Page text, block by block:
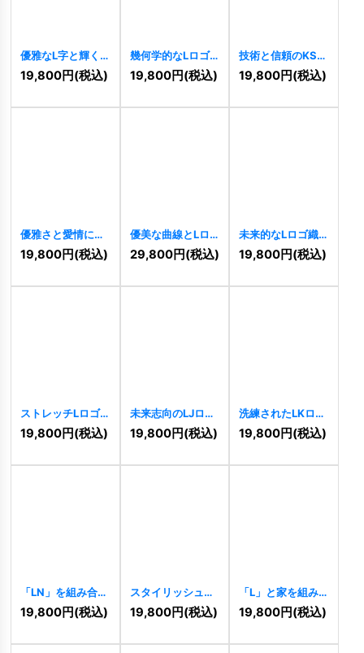
優雅なL字と輝く
葉のエレガントロ
ゴ [ 9475
19,800円(税込)
幾何学的なLロゴ
[9274]
19,800円(税込)
技術と信頼のKSロ
ゴ 8945]
19,800円(税込)
優雅さと愛情に満
ちたLのロゴ
8940 ]
19,800円(税込)
優美な曲線とLロ
ゴ[ 8838]
29,800円(税込)
未来的なLロゴ織
り技術[8811]
19,800円(税込)
ストレッチLロゴ
[8776]
19,800円(税込)
未来志向のLJロゴ
[8642]
19,800円(税込)
洗練されたLKロゴ
[8589]
19,800円(税込)
「LN」を組み合わ
せた六角形のロゴ
8240
19,800円(税込)
スタイリッシュな
LNロゴ[8188]
19,800円(税込)
「L」と家を組み
合わせたロゴ
8177]
19,800円(税込)